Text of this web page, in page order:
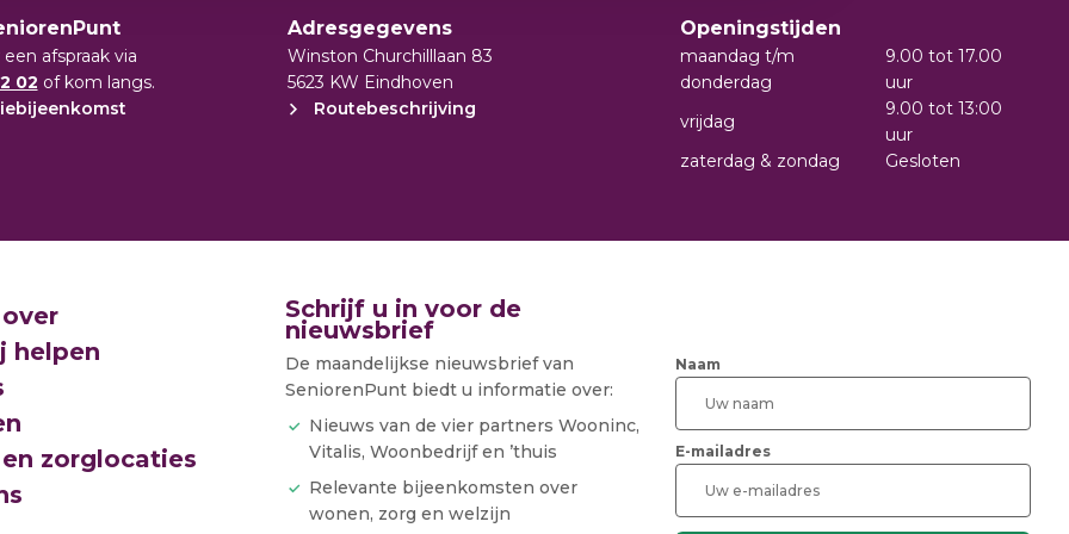
over welzijn, wonen of zorg?
16.30 uur eens binnen in de
uur
Wegwijzer.
afspraak via
02 of kom langs.
Adresgegevens
Winston Churchilllaan 83
5623 KW Eindhoven
Routebeschrijving
Openingstijden
maandag t/m
donderdag
9.00 tot 17.00
uur
vrijdag
9.00 tot 13:00
uur
zaterdag & zondag
Gesloten
helpen
zorglocaties
Schrijf u in voor de
nieuwsbrief
De maandelijkse nieuwsbrief van
SeniorenPunt biedt u informatie over:
Nieuws van de vier partners Wooninc,
Vitalis, Woonbedrijf en ’thuis
Relevante bijeenkomsten over
wonen, zorg en welzijn
Naam
E-mailadres